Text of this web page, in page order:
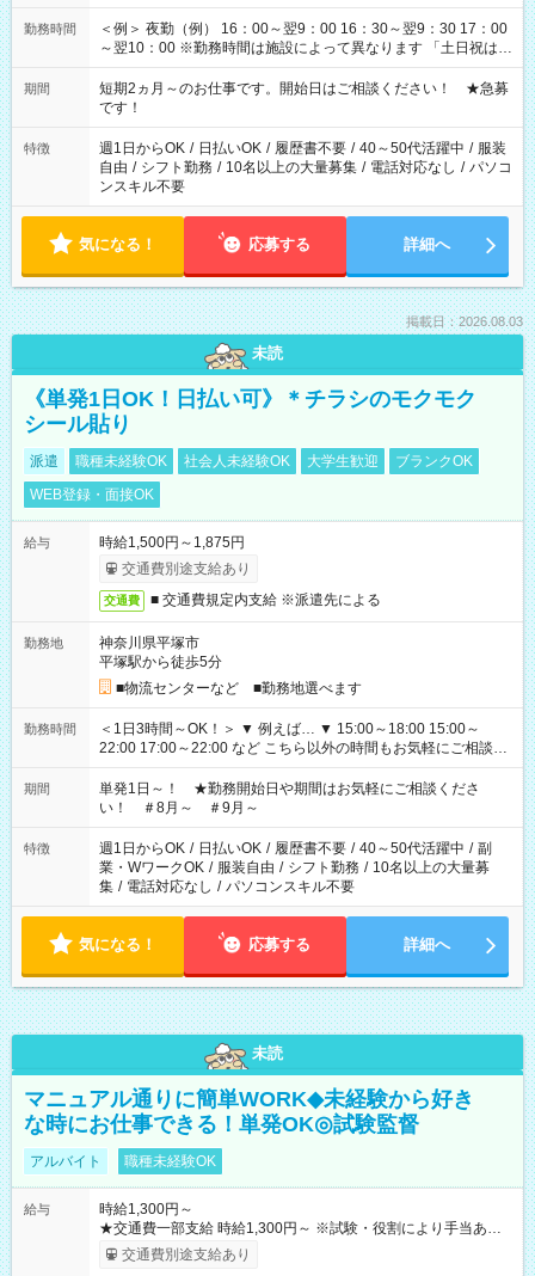
勤務時間
＜例＞ 夜勤（例） 16：00～翌9：00 16：30～翌9：30 17：00
～翌10：00 ※勤務時間は施設によって異なります 「土日祝は休
みたい」 「しっかり稼ぎたい」 「もう少し遅い時間から始めた
い」など ご希望にあったお仕事をご案内いたします。 ※未経験
の方の場合は1～2ヶ月間は日中での仕事を経験いただき、 お
仕事に慣れてからの夜勤になります。 ★家庭の都合でお休みが
必要な場合も遠慮なくご相談ください。
期間
短期2ヵ月～のお仕事です。開始日はご相談ください！ ★急募
です！
特徴 週1日からOK / 日払いOK / 履歴書不要 / 40～50代活躍中 / 服装
自由 / シフト勤務 / 10名以上の大量募集 / 電話対応なし / パソコ
ンスキル不要
気になる！ 応募する 詳細へ
掲載日：2026.08.03
未読
《単発1日OK！日払い可》＊チラシのモクモク
シール貼り
派遣 職種未経験OK 社会人未経験OK 大学生歓迎
ブランクOK
WEB登録・面接OK
給与
時給1,500円～1,875円
交通費別途支給あり
交通費 ■ 交通費規定内支給 ※派遣先による
勤務地
神奈川県平塚市
平塚駅から徒歩5分
■物流センターなど ■勤務地選べます
勤務時間
＜1日3時間～OK！＞ ▼ 例えば… ▼ 15:00～18:00 15:00～
22:00 17:00～22:00 など こちら以外の時間もお気軽にご相談く
ださい！
期間
単発1日～！ ★勤務開始日や期間はお気軽にご相談くださ
い！ ＃8月～ ＃9月～
特徴 週1日からOK / 日払いOK / 履歴書不要 / 40～50代活躍中 / 副
業・WワークOK / 服装自由 / シフト勤務 / 10名以上の大量募
集 / 電話対応なし / パソコンスキル不要
気になる！ 応募する 詳細へ
未読
マニュアル通りに簡単WORK◆未経験から好き
な時にお仕事できる！単発OK◎試験監督
アルバイト 職種未経験OK
給与
時給1,300円～
★交通費一部支給 時給1,300円～ ※試験・役割により手当あり
※勤務回数により昇給あり 【即給（前払い）オプションあ
り！】 希望される場合、勤務から1週間ほどで給与の一部を受け
交通費別途支給あり